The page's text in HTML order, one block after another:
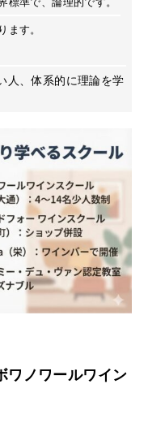
ます。
人、体系的に理論を学
ワノワールワイン